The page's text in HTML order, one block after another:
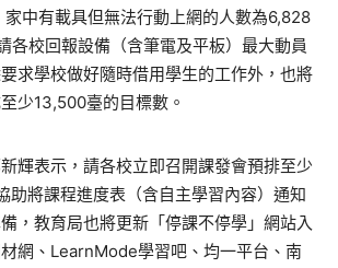
中有載具但無法行動上網的人數為6,828
各校回報設備（含筆電及平板）最大動員
求學校做好隨時借用學生的工作外，也將
少13,500臺的目標數。
輝表示，請各校立即召開課發會預排至少
助將課程進度表（含自主學習內容）通知
，教育局也將更新「停課不停學」網站入
網、LearnMode學習吧、均一平台、南